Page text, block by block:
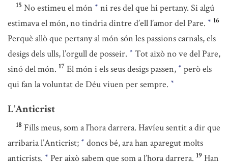
15 No estimeu el món * ni res del que hi pertany. Si algú
estimava el món, no tindria dintre d’ell l’amor del Pare. * 16
Perquè allò que pertany al món són les passions carnals, els
desigs dels ulls, l’orgull de posseir. * Tot això no ve del Pare,
sinó del món. 17 El món i els seus desigs passen, * però els
qui fan la voluntat de Déu viuen per sempre. *
L’Anticrist
18 Fills meus, som a l’hora darrera. Havíeu sentit a dir que
arribaria l’Anticrist; * doncs bé, ara han aparegut molts
anticrists. * Per això sabem que som a l’hora darrera. 19 Han